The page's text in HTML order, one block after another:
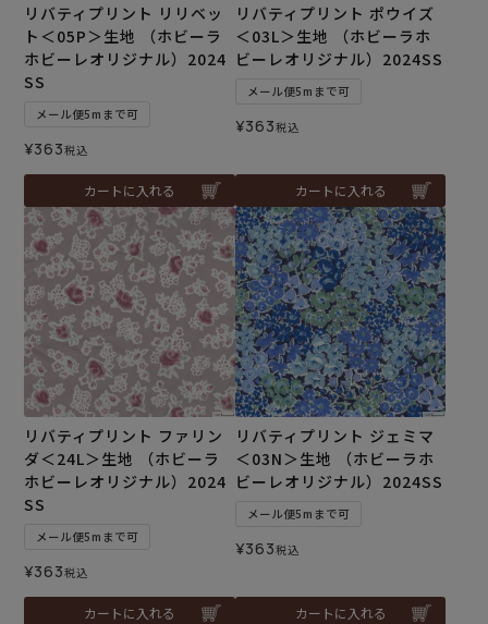
リバティプリント リリベッ
ト＜05P＞生地 （ホビーラ
ホビーレオリジナル）2024
SS
メール便5mまで可
¥363税込
カートに入れる
リバティプリント ポウイズ
＜03L＞生地 （ホビーラホ
ビーレオリジナル）2024SS
メール便5mまで可
¥363税込
カートに入れる
リバティプリント ファリン
ダ＜24L＞生地 （ホビーラ
ホビーレオリジナル）2024
SS
メール便5mまで可
¥363税込
カートに入れる
リバティプリント ジェミマ
＜03N＞生地 （ホビーラホ
ビーレオリジナル）2024SS
メール便5mまで可
¥363税込
カートに入れる